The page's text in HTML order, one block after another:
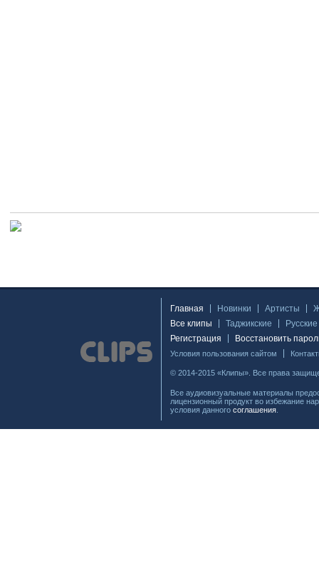
Главная Новинки Артисты
Все клипы
Таджикские
Русские
Регистрация
Восстановить
Условия пользования сайтом
© 2014-2015 «Клипы». Все права
Все аудиовизуальные материалы
лицензионный продукт во избежание
условия данного соглашения